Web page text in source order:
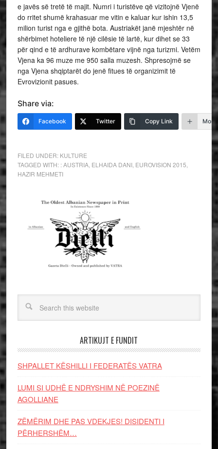
e javës së tretë të majit. Numri i turistëve që vizitojnë Vjenë
do rritet shumë krahasuar me vitin e kaluar kur ishin 13,5
milion turist nga e gjithë bota. Austriakët janë mjeshtër në
shërbimet hoteliere të një cilësie të lartë, kur dihet se 33
për qind e të ardhurave kombëtare vijnë nga turizmi. Vetëm
Vjena ka 96 muze me 950 salla muzesh. Shpresojmë se
nga Vjena shqiptarët do jenë fitues të organizimit të
Evrovizionit pasues.
Share via:
Facebook Twitter Copy Link More
FILED UNDER: KULTURE
TAGGED WITH: : AUSTRIA, ELHAIDA DANI, EUROVISION 2015
HAZIR MEHMETI
ARTIKUJT E FUNDIT
SHPALLET KËSHILLI I FEDERATËS VATRA
LUMI SI UDHË E NDRYSHIM NË POEZINË
AGOLLIANE
ZËMËRIM DHE PAS VDEKJES! DISIDENTI I
PËRHERSHËM…